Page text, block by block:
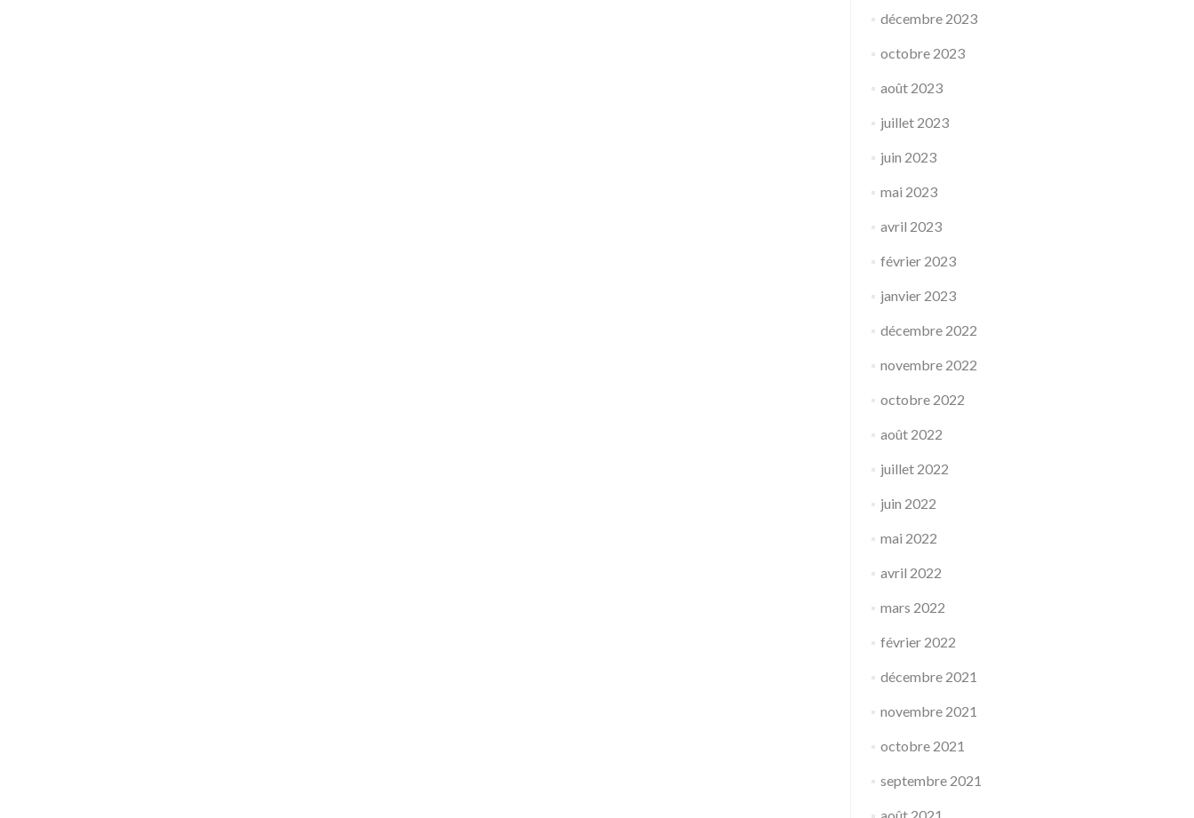
décembre 2023
octobre 2023
août 2023
juillet 2023
juin 2023
mai 2023
avril 2023
février 2023
janvier 2023
décembre 2022
novembre 2022
octobre 2022
août 2022
juillet 2022
juin 2022
mai 2022
avril 2022
mars 2022
février 2022
décembre 2021
novembre 2021
octobre 2021
septembre 2021